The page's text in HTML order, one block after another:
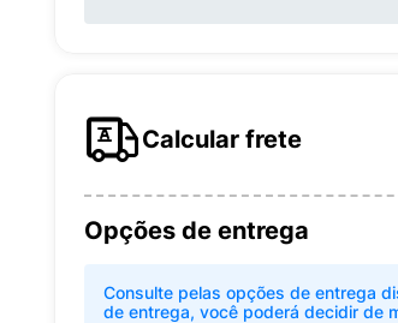
Calcular frete
Opções de entrega
Consulte pelas opções de entrega
de entrega, você poderá decidir de